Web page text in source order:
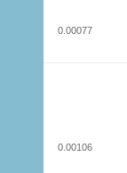
0.00077
0.00106